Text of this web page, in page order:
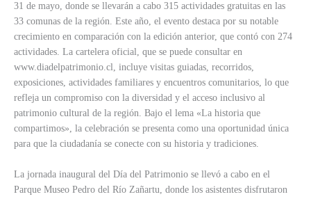
31 de mayo, donde se llevarán a cabo 315 actividades gratuitas en las
33 comunas de la región. Este año, el evento destaca por su notable
crecimiento en comparación con la edición anterior, que contó con 274
actividades. La cartelera oficial, que se puede consultar en
www.diadelpatrimonio.cl, incluye visitas guiadas, recorridos,
exposiciones, actividades familiares y encuentros comunitarios, lo que
refleja un compromiso con la diversidad y el acceso inclusivo al
patrimonio cultural de la región. Bajo el lema «La historia que
compartimos», la celebración se presenta como una oportunidad única
para que la ciudadanía se conecte con su historia y tradiciones.
La jornada inaugural del Día del Patrimonio se llevó a cabo en el
Parque Museo Pedro del Río Zañartu, donde los asistentes disfrutaron